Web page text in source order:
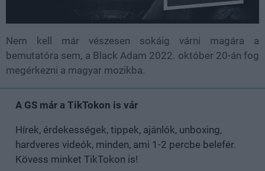
Nem kell már vészesen sokáig várni magára a
bemutatóra sem, a Black Adam 2022. október 20-án fog
megérkezni a magyar mozikba.
A GS már a TikTokon is vár
Hírek, érdekességek, tippek, ajánlók, unboxing,
hardveres videók, minden, ami 1-2 percbe belefér.
Kövess minket TikTokon is!